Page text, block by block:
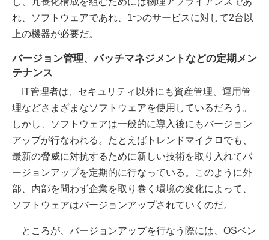
れ、ソフトウェアであれ、1つのサービスに対して2台以
上の機器が必要だ。
バージョン管理、パッチマネジメントなどの定期メン
テナンス
IT管理者は、セキュリティ以外にも資産管理、運用管
理などさまざまなソフトウェアを使用しているだろう。
しかし、ソフトウェアは一般的に導入後にもバージョン
アップが行なわれる。たとえばトレンドマイクロでも、
最新の脅威に対抗するために新しい技術を取り入れてバ
ージョンアップを定期的に行なっている。このように外
部、内部を問わず企業を取り巻く環境の変化によって、
ソフトウェアはバージョンアップされていくのだ。
ところが、バージョンアップを行なう際には、OSベン